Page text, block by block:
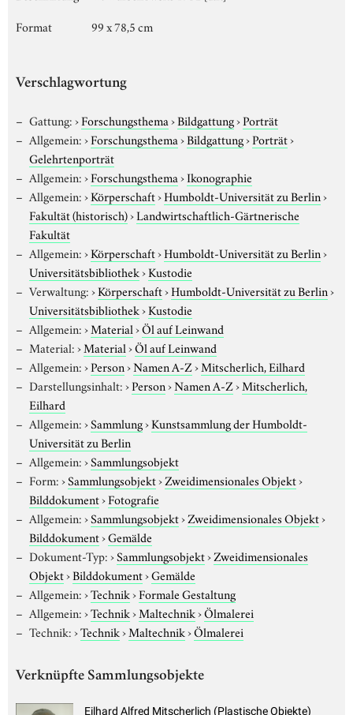
Format
99 x 78,5 cm
Verschlagwortung
Gattung:›Forschungsthema›Bildgattung›Porträt
Allgemein:›Forschungsthema›Bildgattung›Porträt›
Gelehrtenporträt
Allgemein:›Forschungsthema›Ikonographie
Allgemein:›Körperschaft›Humboldt-Universität zu Berlin›
Fakultät (historisch)›Landwirtschaftlich-Gärtnerische
Fakultät
Allgemein:›Körperschaft›Humboldt-Universität zu Berlin›
Universitätsbibliothek›Kustodie
Verwaltung:›Körperschaft›Humboldt-Universität zu Berlin›
Universitätsbibliothek›Kustodie
Allgemein:›Material›Öl auf Leinwand
Material:›Material›Öl auf Leinwand
Allgemein:›Person›Namen A-Z›Mitscherlich, Eilhard
Darstellungsinhalt:›Person›Namen A-Z›Mitscherlich,
Eilhard
Allgemein:›Sammlung›Kunstsammlung der Humboldt-
Universität zu Berlin
Allgemein:›Sammlungsobjekt
Form:›Sammlungsobjekt›Zweidimensionales Objekt›
Bilddokument›Fotografie
Allgemein:›Sammlungsobjekt›Zweidimensionales Objekt›
Bilddokument›Gemälde
Dokument-Typ:›Sammlungsobjekt›Zweidimensionales
Objekt›Bilddokument›Gemälde
Allgemein:›Technik›Formale Gestaltung
Allgemein:›Technik›Maltechnik›Ölmalerei
Technik:›Technik›Maltechnik›Ölmalerei
Verknüpfte Sammlungsobjekte
Eilhard Alfred Mitscherlich (Plastische Objekte)